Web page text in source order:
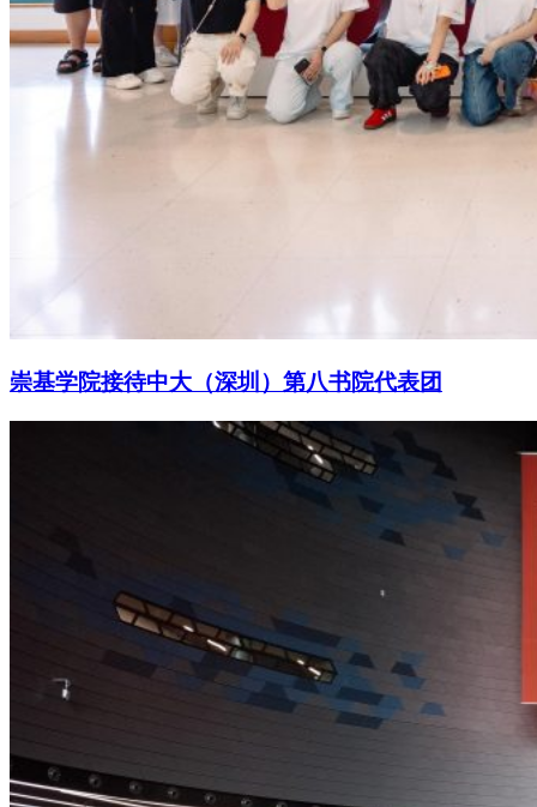
崇基学院接待中大（深圳）第八书院代表团